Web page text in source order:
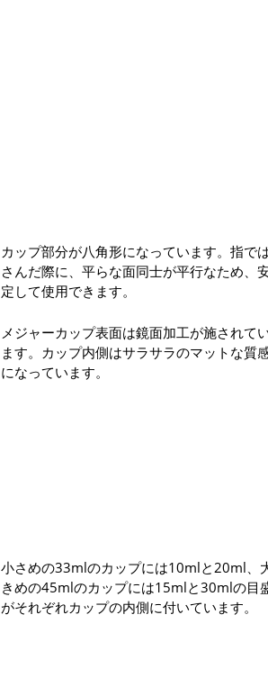
カップ部分が八角形になっています。指で
さんだ際に、平らな面同士が平行なため、
定して使用できます。
メジャーカップ表面は鏡面加工が施されて
ます。カップ内側はサラサラのマットな質
になっています。
小さめの33mlのカップには10mlと20ml、
きめの45mlのカップには15mlと30mlの目
がそれぞれカップの内側に付いています。